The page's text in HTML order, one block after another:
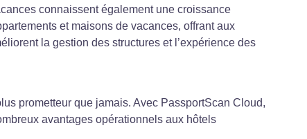
connaissent également une croissance
et maisons de vacances, offrant aux
la gestion des structures et l’expérience des
prometteur que jamais. Avec PassportScan Cloud,
avantages opérationnels aux hôtels